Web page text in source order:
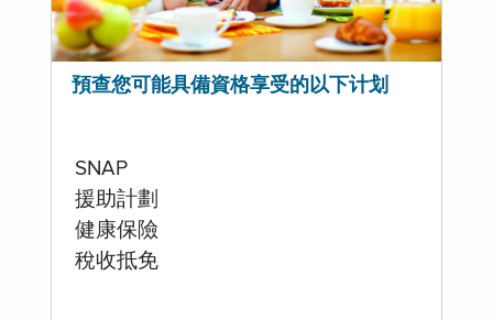
預查您可能具備資格享受的以下计划
SNAP
援助計劃
健康保險
稅收抵免